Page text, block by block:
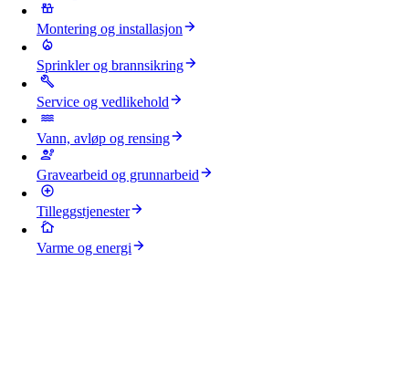
Montering og installasjon
Sprinkler og brannsikring
Service og vedlikehold
Vann, avløp og rensing
Gravearbeid og grunnarbeid
Tilleggstjenester
Varme og energi